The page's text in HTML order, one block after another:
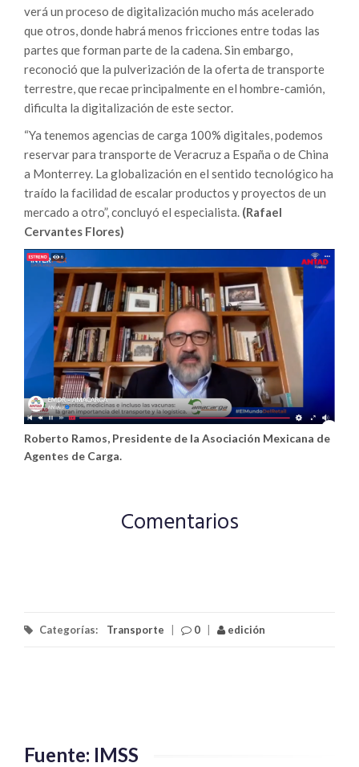
verá un proceso de digitalización mucho más acelerado
que otros, donde habrá menos fricciones entre todas las
partes que forman parte de la cadena. Sin embargo,
reconoció que la pulverización de la oferta de transporte
terrestre, que recae principalmente en el hombre-camión,
dificulta la digitalización de este sector.
“Ya tenemos agencias de carga 100% digitales, podemos
reservar para transporte de Veracruz a España o de China
a Monterrey. La globalización en el sentido tecnológico ha
traído la facilidad de escalar productos y proyectos de un
mercado a otro”, concluyó el especialista. (Rafael
Cervantes Flores)
Roberto Ramos, Presidente de la Asociación Mexicana de
Agentes de Carga.
Comentarios
Categorías: Transporte 0 edición
Fuente: IMSS